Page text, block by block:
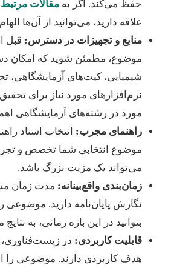
حفظ می‌کند. اگر بهمقالات مرتبطبا
علاقه دارید، می‌توانید از آن‌ها الهام
منابع و تجهیزات در دسترس: قبل از
موضوع، مطمئن شوید که امکان
شیمیایی، کیت‌های آزمایشگاهی،
نرم‌افزارهای مورد نیاز برای تحقیق
مورد در رشته‌های آزمایشگاهی اهمیت
راهنمای مجرب:انتخاب استاد
موضوع انتخابی شما تخصص و تجربه
می‌تواند یک مزیت بزرگ باشد.
زمان‌بندی واقع‌بینانه:مدت زمان
نگارش پایان‌نامه دارید. موضوعی را
بتوانید در این بازه زمانی، به نتایج
قابلیت کاربردی: در زیست‌فناوری،
هدف کاربردی دارند. موضوعی را